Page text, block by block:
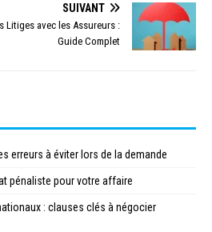
SUIVANT
Litiges avec les Assureurs :
Guide Complet
erreurs à éviter lors de la demande
pénaliste pour votre affaire
: clauses clés à négocier